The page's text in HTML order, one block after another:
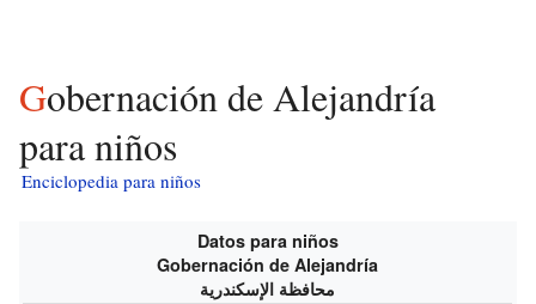
Gobernación de Alejandría
para niños
Enciclopedia para niños
Datos para niños
Gobernación de Alejandría
محافظة الإسكندرية